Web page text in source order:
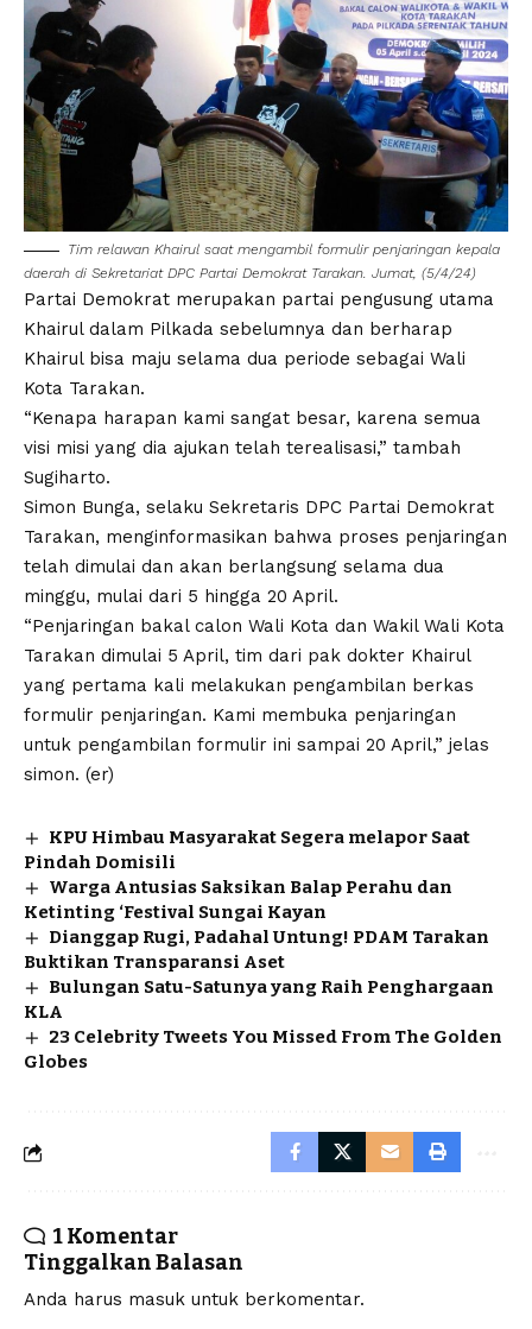
Tim relawan Khairul saat mengambil formulir penjaringan kepala
daerah di Sekretariat DPC Partai Demokrat Tarakan. Jumat, (5/4/24)
Partai Demokrat merupakan partai pengusung utama
Khairul dalam Pilkada sebelumnya dan berharap
Khairul bisa maju selama dua periode sebagai Wali
Kota Tarakan.
“Kenapa harapan kami sangat besar, karena semua
visi misi yang dia ajukan telah terealisasi,” tambah
Sugiharto.
Simon Bunga, selaku Sekretaris DPC Partai Demokrat
Tarakan, menginformasikan bahwa proses penjaringan
telah dimulai dan akan berlangsung selama dua
minggu, mulai dari 5 hingga 20 April.
“Penjaringan bakal calon Wali Kota dan Wakil Wali Kota
Tarakan dimulai 5 April, tim dari pak dokter Khairul
yang pertama kali melakukan pengambilan berkas
formulir penjaringan. Kami membuka penjaringan
untuk pengambilan formulir ini sampai 20 April,” jelas
simon. (er)
KPU Himbau Masyarakat Segera melapor Saat
Pindah Domisili
Warga Antusias Saksikan Balap Perahu dan
Ketinting ‘Festival Sungai Kayan
Dianggap Rugi, Padahal Untung! PDAM Tarakan
Buktikan Transparansi Aset
Bulungan Satu-Satunya yang Raih Penghargaan
KLA
23 Celebrity Tweets You Missed From The Golden
Globes
1 Komentar
Tinggalkan Balasan
Anda harus masuk untuk berkomentar.